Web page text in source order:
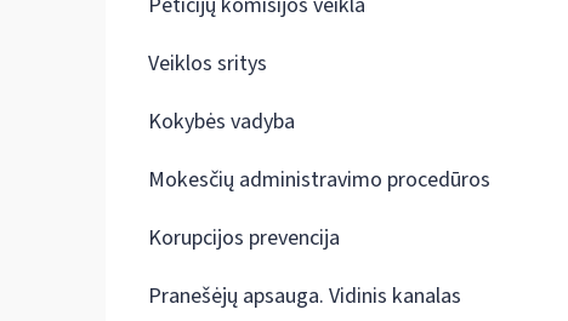
Veiklos sritys
Kokybės vadyba
Mokesčių administravimo procedūros
Korupcijos prevencija
Pranešėjų apsauga. Vidinis kanalas